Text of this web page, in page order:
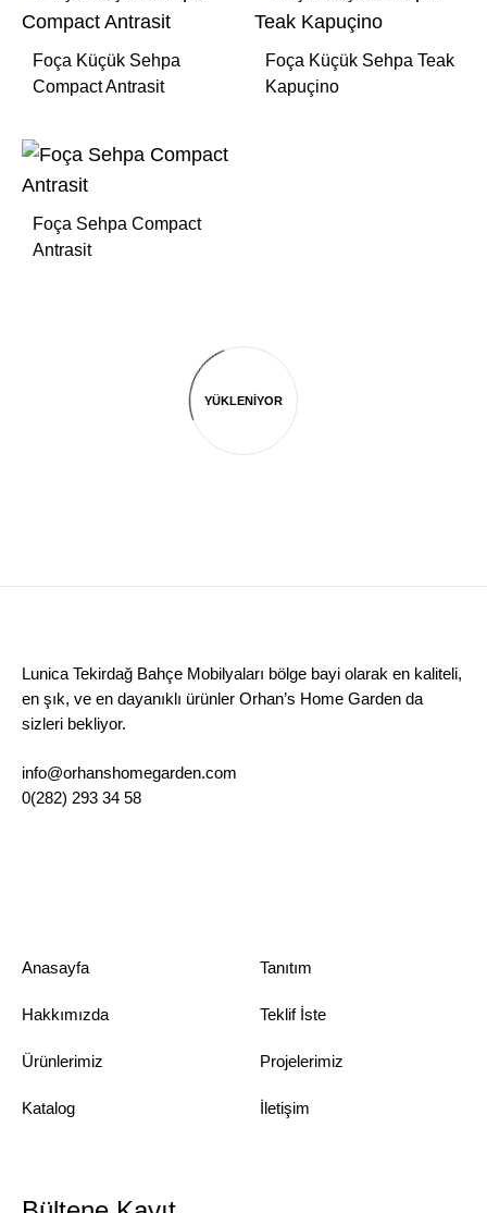
Foça Küçük Sehpa
Compact Antrasit
Foça Küçük Sehpa Teak
Kapuçino
Foça Sehpa Compact
Antrasit
YÜKLENIYOR
Lunica Tekirdağ Bahçe Mobilyaları bölge bayi olarak en kaliteli,
en şık, ve en dayanıklı ürünler Orhan’s Home Garden da
sizleri bekliyor.
info@orhanshomegarden.com
0(282) 293 34 58
Anasayfa
Hakkımızda
Ürünlerimiz
Katalog
Tanıtım
Teklif İste
Projelerimiz
İletişim